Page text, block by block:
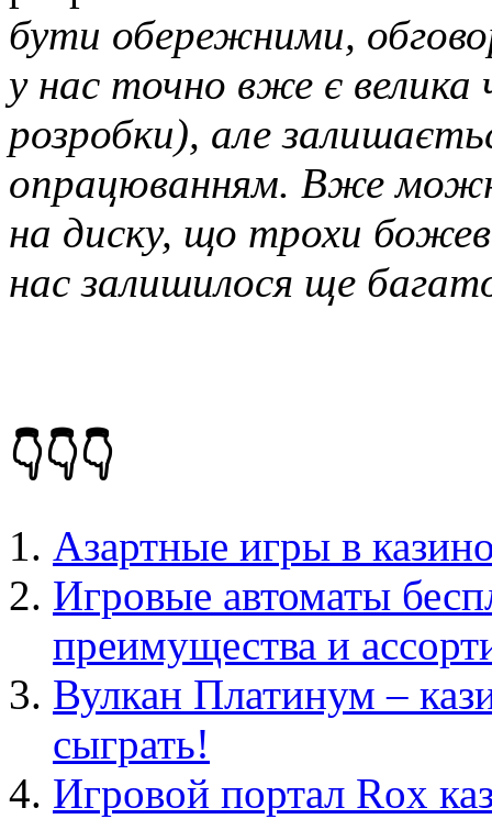
бути обережними,
у нас точно вже є
розробки), але
опрацюванням. Вже
на диску, що трохи
нас залишилося ще
👇👇👇
Азартные игры в
Игровые автоматы
преимущества и
Вулкан Платинум –
сыграть!
Игровой портал Rox